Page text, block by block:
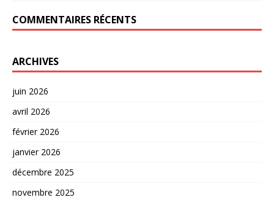
COMMENTAIRES RÉCENTS
ARCHIVES
juin 2026
avril 2026
février 2026
janvier 2026
décembre 2025
novembre 2025